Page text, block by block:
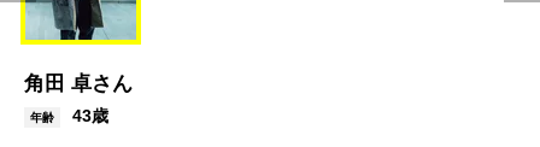
角田 卓さん
年齢 43歳